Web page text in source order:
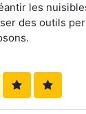
les
des outils